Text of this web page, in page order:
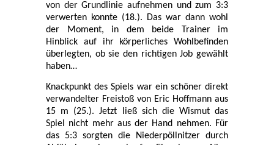
von der Grundlinie aufnehmen und zum 3:3
verwerten konnte (18.). Das war dann wohl
der Moment, in dem beide Trainer im
Hinblick auf ihr körperliches Wohlbefinden
überlegten, ob sie den richtigen Job gewählt
haben…
Knackpunkt des Spiels war ein schöner direkt
verwandelter Freistoß von Eric Hoffmann aus
15 m (25.). Jetzt ließ sich die Wismut das
Spiel nicht mehr aus der Hand nehmen. Für
das 5:3 sorgten die Niederpöllnitzer durch